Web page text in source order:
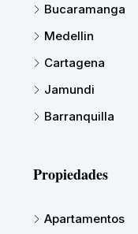
Bucaramanga
Medellin
Cartagena
Jamundi
Barranquilla
Propiedades
Apartamentos